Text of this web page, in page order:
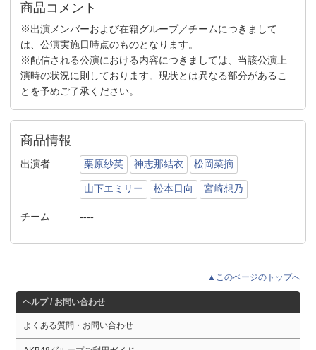
商品コメント
※出演メンバーおよび在籍グループ／チームにつきまして
は、公演実施日時点のものとなります。
※配信される公演における内容につきましては、当該公演上
演時の状況に則しております。現状とは異なる部分があるこ
とを予めご了承ください。
商品情報
出演者 栗原紗英 神志那結衣 松岡菜摘
山下エミリー 松本日向 宮崎想乃
チーム ----
▲このページのトップへ
ヘルプ / お問い合わせ
よくある質問・お問い合わせ